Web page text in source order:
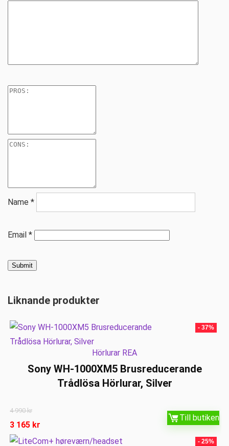
Name *
Email *
Liknande produkter
- 37%
Hörlurar REA
Sony WH-1000XM5 Brusreducerande
Trådlösa Hörlurar, Silver
4 990kr
3 165 kr
Till butiken
- 25%